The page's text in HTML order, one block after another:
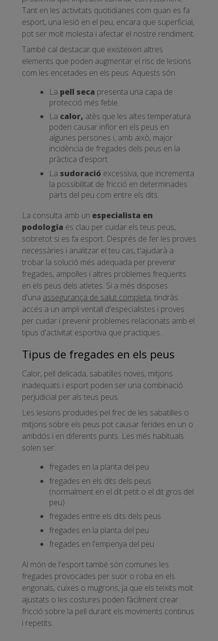
Tant en les activitats quotidianes com quan es fa
esport, una lesió en el peu, encara que superficial,
pot ser molt molesta i afectar el nostre rendiment.
També cal destacar que existeixen altres
elements que poden augmentar el risc de lesions
com les encetades en els peus. Aquests són:
La pell seca presenta una capa de
protecció més feble.
La calor, atès que les altes temperatura
poden causar inflor en els peus en
algunes persones i, amb això, major
incidència de fregades dels peus en la
pràctica d'esport.
La sudoració excessiva, que incrementa
la possibilitat de fricció en determinades
parts del peu com entre els dits.
La consulta amb un especialista en
podologia és clau per cuidar els teus peus,
sobretot si es fa esport. Després de fer les proves
necessàries i analitzar el teu cas, t'ajudarà a
trobar la solució més adequada per prevenir
fregades, ampolles i altres problemes freqüents
en els peus dels atletes. Si a més disposes
d'una assegurança de salut completa, tindràs
accés a un ampli ventall d'especialistes i proves
per cuidar i prevenir problemes relacionats amb el
tipus d'activitat esportiva que practiques.
Tipus de fregades en els peus
Calor, pell delicada, sabatilles noves, mitjons
inadequats i esport poden ser una combinació
perjudicial per als teus peus.
Les lesions produïdes pel frec de les sabatilles o
mitjons sobre els peus pot causar ferides en un o
ambdós i en diferents punts. Les més habituals
solen ser:
fregades en la planta del peu
fregades en els dits dels peus
(normalment en el dit petit o el dit gros del
peu)
fregades entre els dits dels peus
fregades en la planta del peu
fregades en l'empenya del peu
Al món de l'esport també són comunes les
fregades provocades per suor o roba en els
engonals, cuixes o mugrons, ja que els teixits molt
ajustats o les costures poden fàcilment crear
fricció sobre la pell durant els moviments continus
i repetits.